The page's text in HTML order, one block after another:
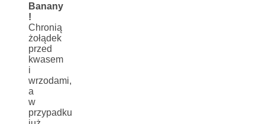
Banany
!
Chronią
żołądek
przed
kwasem
i
wrzodami,
a
w
przypadku